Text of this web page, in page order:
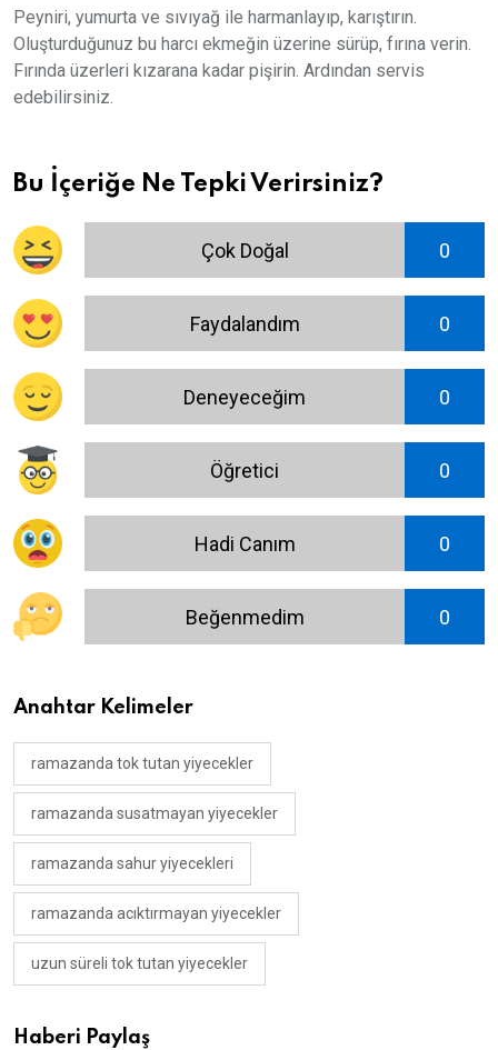
Peyniri, yumurta ve sıvıyağ ile harmanlayıp, karıştırın.
Oluşturduğunuz bu harcı ekmeğin üzerine sürüp, fırına verin.
Fırında üzerleri kızarana kadar pişirin. Ardından servis
edebilirsiniz.
Bu İçeriğe Ne Tepki Verirsiniz?
Çok Doğal 0
Faydalandım 0
Deneyeceğim 0
Öğretici 0
Hadi Canım 0
Beğenmedim 0
Anahtar Kelimeler
ramazanda tok tutan yiyecekler
ramazanda susatmayan yiyecekler
ramazanda sahur yiyecekleri
ramazanda acıktırmayan yiyecekler
uzun süreli tok tutan yiyecekler
Haberi Paylaş